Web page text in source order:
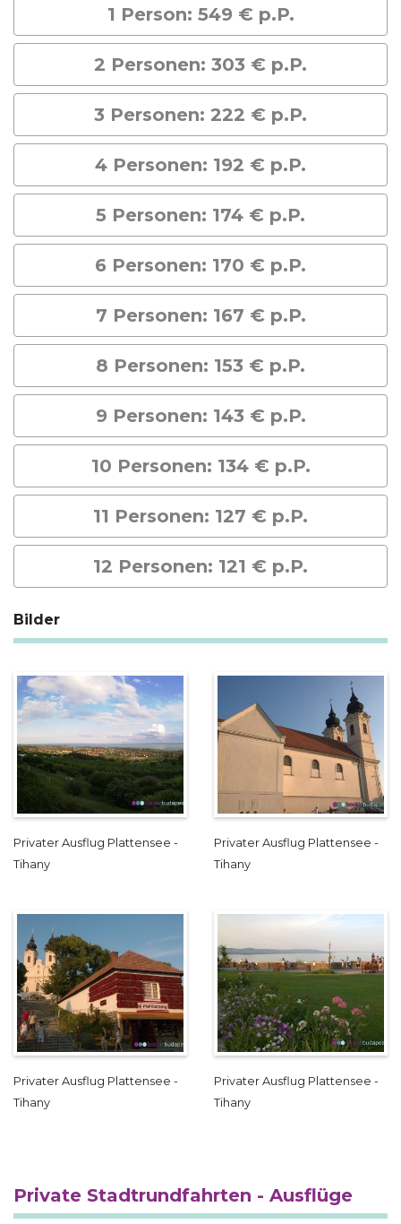
1 Person: 549 € p.P.
2 Personen: 303 € p.P.
3 Personen: 222 € p.P.
4 Personen: 192 € p.P.
5 Personen: 174 € p.P.
6 Personen: 170 € p.P.
7 Personen: 167 € p.P.
8 Personen: 153 € p.P.
9 Personen: 143 € p.P.
10 Personen: 134 € p.P.
11 Personen: 127 € p.P.
12 Personen: 121 € p.P.
Bilder
Privater Ausflug Plattensee -
Tihany
Privater Ausflug Plattensee -
Tihany
Privater Ausflug Plattensee -
Tihany
Privater Ausflug Plattensee -
Tihany
Private Stadtrundfahrten - Ausflüge